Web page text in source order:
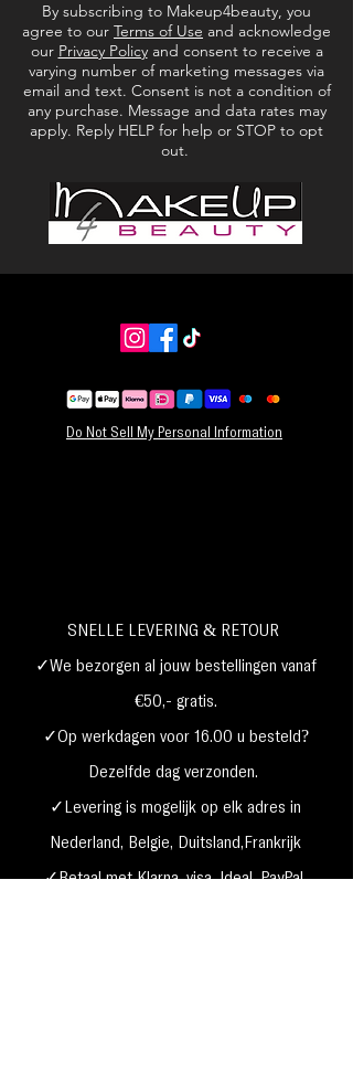
Exclusief online verkrijgbaar.
By subscribing to Makeup4beauty, you
agree to our Terms of Use and acknowledge
our Privacy Policyand consent to receive a
varying number of marketing messages via
email and text. Consent is not a condition of
any purchase. Message and data rates may
apply. Reply HELP for help or STOP to opt
out.
Do Not Sell My Personal Information
SNELLE LEVERING & RETOUR
✓We bezorgen al jouw bestellingen vanaf
€50,- gratis.
✓Op werkdagen voor 16.00 u besteld?
Dezelfde dag verzonden.
✓Levering is mogelijk op elk adres in
Nederland, België, Duitsland,Frankrijk
✓Betaal met Klarna, visa, Ideal, PayPal,